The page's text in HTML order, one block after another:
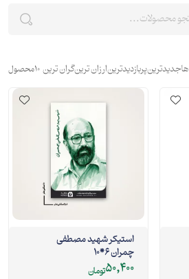
جدیدترینپربازدیدترینارزان ترینگران ترین 10محصول
استیکر شهید مصطفی
چمران 6*10
50,400تومان